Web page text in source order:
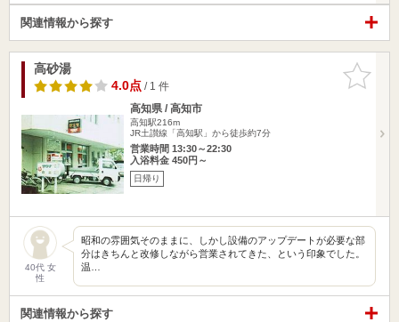
関連情報から探す
お気に入
りに追加
高砂湯
4.0点/ 1 件
高知県 / 高知市
高知駅216m
JR土讃線「高知駅」から徒歩約7分
営業時間 13:30～22:30
入浴料金 450円～
日帰り
40代 女
性
昭和の雰囲気そのままに、しかし設備のアップデートが必要な部
分はきちんと改修しながら営業されてきた、という印象でした。
温…
関連情報から探す